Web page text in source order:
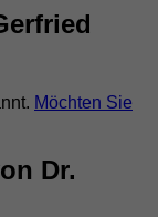
Möchten Sie
Dr.